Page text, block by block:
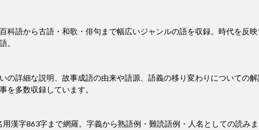
科語から古語・和歌・俳句まで幅広いジャンルの語を収録。時代を反
。
の詳細な説明、故事成語の由来や語源、語義の移り変わりについての
を多数収録しています。
漢字863字まで網羅。字義から熟語例・難読語例・人名としての読み